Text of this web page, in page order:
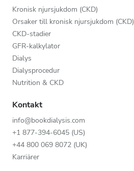
Kronisk njursjukdom (CKD)
Orsaker till kronisk njursjukdom (CKD)
CKD-stadier
GFR-kalkylator
Dialys
Dialysprocedur
Nutrition & CKD
Kontakt
info@bookdialysis.com
+1 877-394-6045 (US)
+44 800 069 8072 (UK)
Karriärer